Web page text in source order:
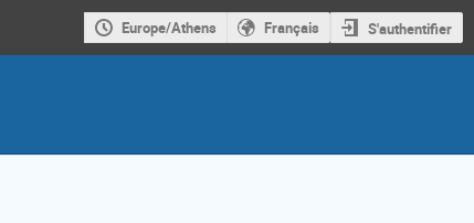
Europe/Athens Français S'authentifier